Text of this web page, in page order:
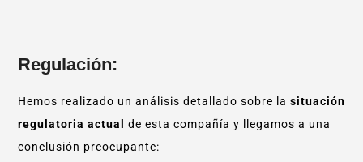
Regulación:
Hemos realizado un análisis detallado sobre la situación
regulatoria actual
de esta compañía y llegamos a una
conclusión preocupante: